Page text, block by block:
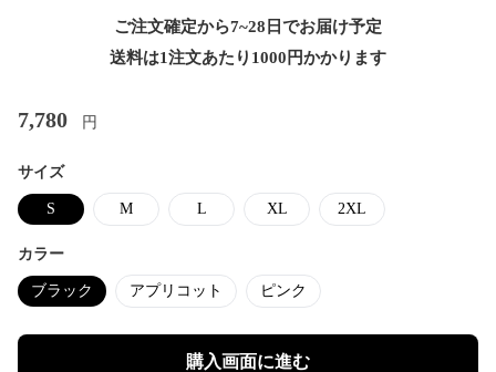
ご注文確定から7~28日でお届け予定
送料は1注文あたり 1000 円かかります
7,780 円
サイズ
S M L XL 2XL
カラー
ブラック アプリコット ピンク
購入画面に進む